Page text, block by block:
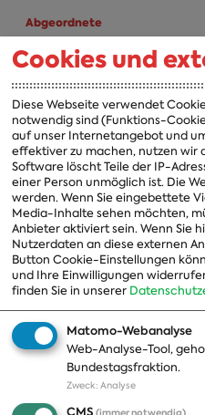
Abgeordnete
A-Z
Themen
Cookies und
Diese Webseite verwendet
notwendig sind (Funktions-
auf unser Internetangebot und
effektiver zu machen, nutzen wir
Software löscht Teile der IP-
einer Person unmöglich ist. Die
werden. Wenn Sie eingebettete
Media-Inhalte sehen möchten,
Anbieter aktiviert sein. Wenn Sie
Nutzerdaten an diese externen
Button Cookie-Einstellungen
und Ihre Einwilligungen
finden Sie in unserer
Matomo-Webanalyse
Web-Analyse-Tool,
Bundestagsfraktion.
Zweck: Analyse
CMS